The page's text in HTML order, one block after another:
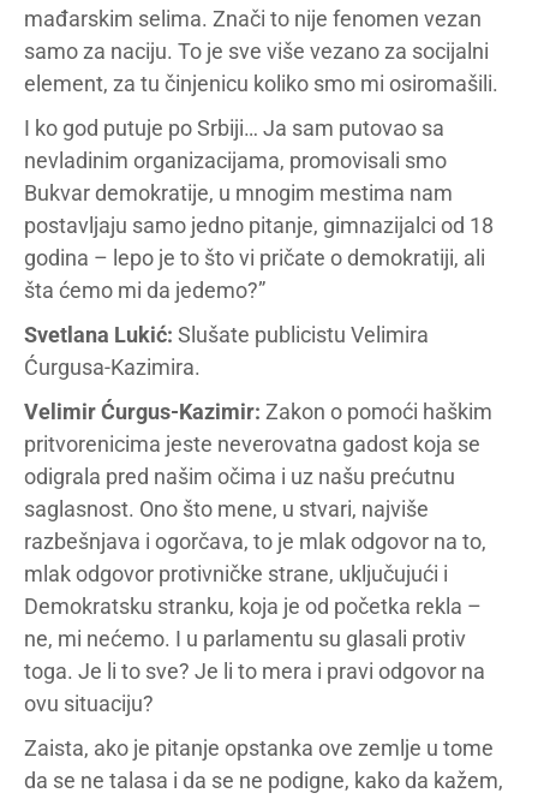
mađarskim selima. Znači to nije fenomen vezan
samo za naciju. To je sve više vezano za socijalni
element, za tu činjenicu koliko smo mi osiromašili.
I ko god putuje po Srbiji… Ja sam putovao sa
nevladinim organizacijama, promovisali smo
Bukvar demokratije, u mnogim mestima nam
postavljaju samo jedno pitanje, gimnazijalci od 18
godina – lepo je to što vi pričate o demokratiji, ali
šta ćemo mi da jedemo?”
Svetlana Lukić: Slušate publicistu Velimira
Ćurgusa-Kazimira.
Velimir Ćurgus-Kazimir: Zakon o pomoći haškim
pritvorenicima jeste neverovatna gadost koja se
odigrala pred našim očima i uz našu prećutnu
saglasnost. Ono što mene, u stvari, najviše
razbešnjava i ogorčava, to je mlak odgovor na to,
mlak odgovor protivničke strane, uključujući i
Demokratsku stranku, koja je od početka rekla –
ne, mi nećemo. I u parlamentu su glasali protiv
toga. Je li to sve? Je li to mera i pravi odgovor na
ovu situaciju?
Zaista, ako je pitanje opstanka ove zemlje u tome
da se ne talasa i da se ne podigne, kako da kažem,